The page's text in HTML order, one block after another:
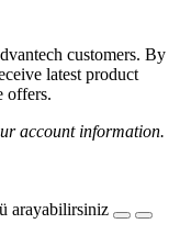
customers. By
latest product
offers.
account information.
arayabilirsiniz